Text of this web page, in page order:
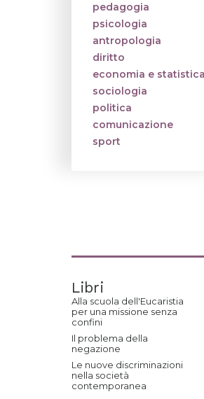
pedagogia
psicologia
antropologia
diritto
economia e statistica
sociologia
politica
comunicazione
sport
Libri
Alla scuola dell'Eucaristia
per una missione senza
confini
Il problema della
negazione
Le nuove discriminazioni
nella società
contemporanea